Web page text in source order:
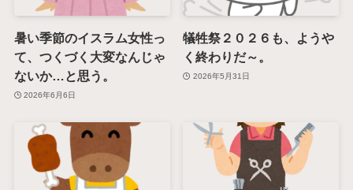
暑い季節のイスラム女性っ
て、つくづく大変なんじゃ
ないか…と思う。
2026年6月6日
犠牲祭２０２６も、ようや
く終わりだ～。
2026年5月31日